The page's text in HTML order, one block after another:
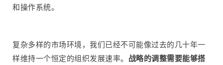
和操作系统。
复杂多样的市场环境，我们已经不可能像过去的几十年一
样维持一个恒定的组织发展速率。 战略的调整需要能够搭